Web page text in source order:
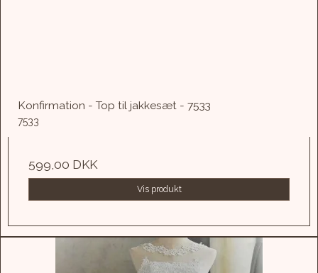
Konfirmation - Top til jakkesæt - 7533
7533
599,00 DKK
Vis produkt